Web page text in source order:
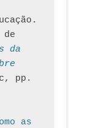
de
da
pp.
as